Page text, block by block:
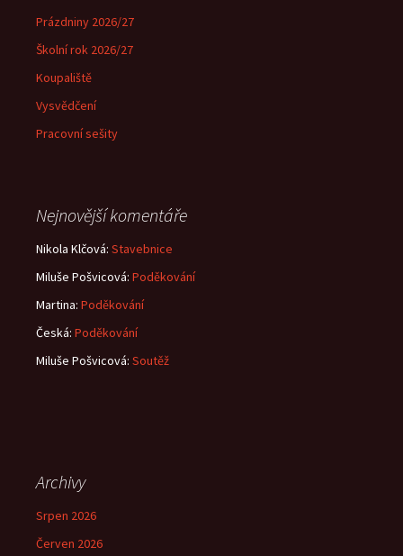
Prázdniny 2026/27
Školní rok 2026/27
Koupaliště
Vysvědčení
Pracovní sešity
Nejnovější komentáře
Nikola Klčová: Stavebnice
Miluše Pošvicová: Poděkování
Martina: Poděkování
Česká: Poděkování
Miluše Pošvicová: Soutěž
Archivy
Srpen 2026
Červen 2026